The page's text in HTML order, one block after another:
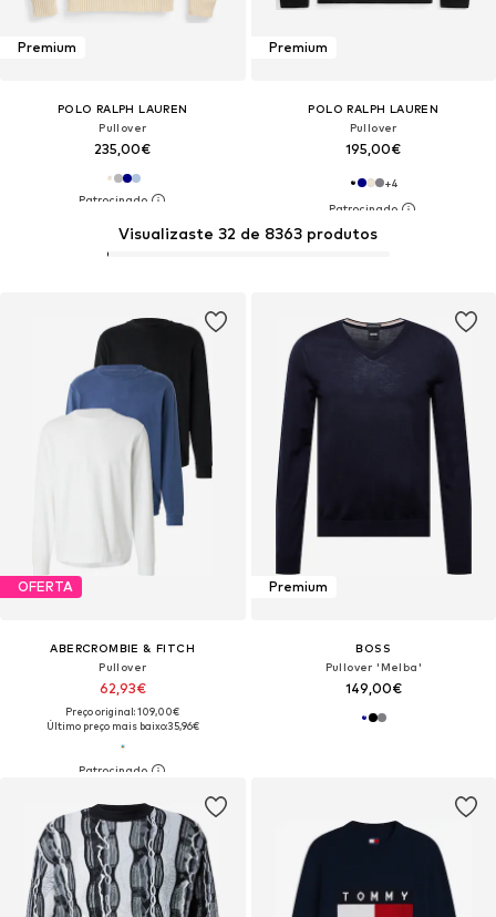
Premium
POLO RALPH LAUREN
Pullover
235,00€
Premium
POLO RALPH LAUREN
Pullover
195,00€
+4
OFERTA
ABERCROMBIE & FITCH
Pullover
62,93€
Preço original: 109,00€
Último preço mais baixo:35,96€
Premium
BOSS
Pullover 'Melba'
149,00€
Visualizaste 32 de 8363 produtos